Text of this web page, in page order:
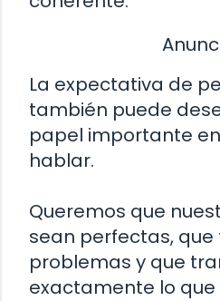
La expectativa de
también puede
papel importante
hablar.
Queremos que
sean perfectas, que
problemas y que
exactamente lo